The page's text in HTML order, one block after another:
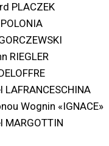
PLACZEK
RIEGLER
LAFRANCESCHINA
Wognin «IGNACE»
MARGOTTIN